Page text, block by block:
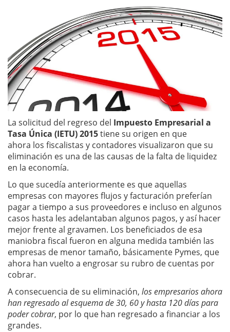
La solicitud del regreso del Impuesto Empresarial a
Tasa Única (IETU) 2015tiene su origen en que
ahora los fiscalistas y contadores visualizaron que su
eliminación es una de las causas de la falta de liquidez
en la economía.
Lo que sucedía anteriormente es que aquellas
empresas con mayores flujos y facturación preferían
pagar a tiempo a sus proveedores e incluso en algunos
casos hasta les adelantaban algunos pagos, y así hacer
mejor frente al gravamen. Los beneficiados de esa
maniobra fiscal fueron en alguna medida también las
empresas de menor tamaño, básicamente Pymes, que
ahora han vuelto a engrosar su rubro de cuentas por
cobrar.
A consecuencia de su eliminación, los empresarios ahora
han regresado al esquema de 30, 60 y hasta 120 días para
poder cobrar, por lo que han regresado a financiar a los
grandes.